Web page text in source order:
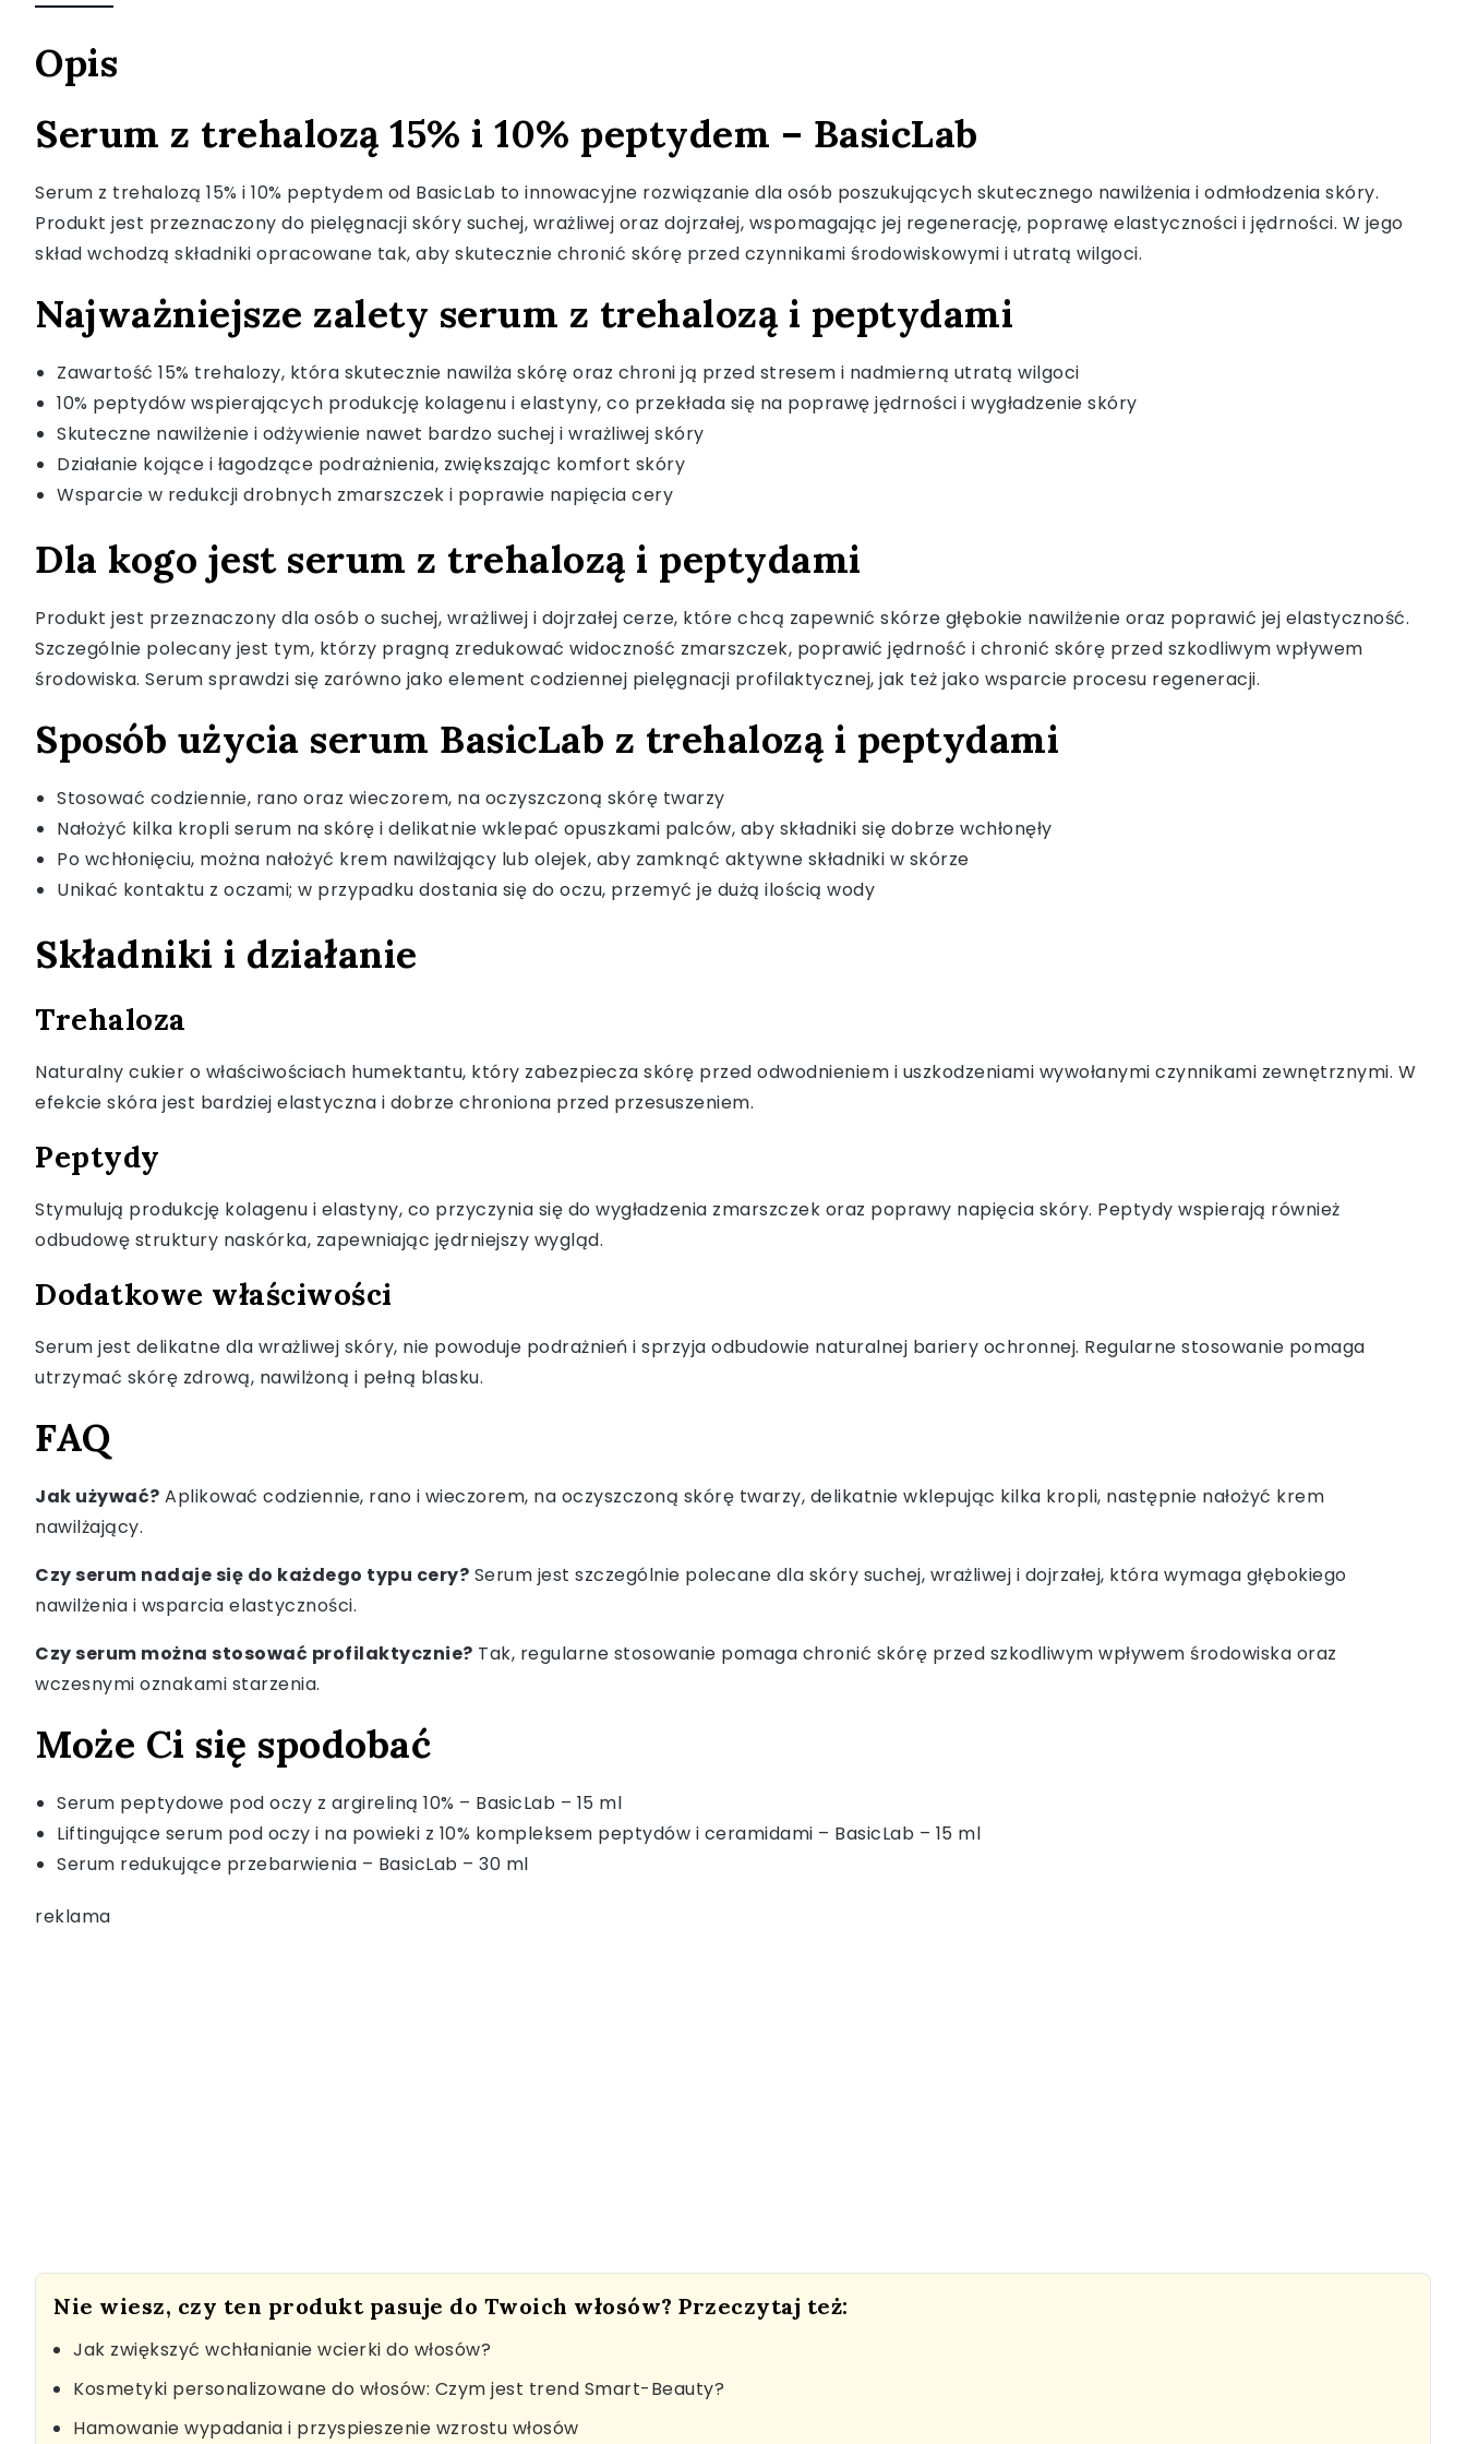
Opis
Serum z trehalozą 15% i 10% peptydem – BasicLab
Serum z trehalozą 15% i 10% peptydem od BasicLab to innowacyjne rozwiązanie dla osób poszukujących skutecznego nawilżenia i odmłodzenia skóry.
Produkt jest przeznaczony do pielęgnacji skóry suchej, wrażliwej oraz dojrzałej, wspomagając jej regenerację, poprawę elastyczności i jędrności. W jego
skład wchodzą składniki opracowane tak, aby skutecznie chronić skórę przed czynnikami środowiskowymi i utratą wilgoci.
Najważniejsze zalety serum z trehalozą i peptydami
Zawartość 15% trehalozy, która skutecznie nawilża skórę oraz chroni ją przed stresem i nadmierną utratą wilgoci
10% peptydów wspierających produkcję kolagenu i elastyny, co przekłada się na poprawę jędrności i wygładzenie skóry
Skuteczne nawilżenie i odżywienie nawet bardzo suchej i wrażliwej skóry
Działanie kojące i łagodzące podrażnienia, zwiększając komfort skóry
Wsparcie w redukcji drobnych zmarszczek i poprawie napięcia cery
Dla kogo jest serum z trehalozą i peptydami
Produkt jest przeznaczony dla osób o suchej, wrażliwej i dojrzałej cerze, które chcą zapewnić skórze głębokie nawilżenie oraz poprawić jej elastyczność.
Szczególnie polecany jest tym, którzy pragną zredukować widoczność zmarszczek, poprawić jędrność i chronić skórę przed szkodliwym wpływem
środowiska. Serum sprawdzi się zarówno jako element codziennej pielęgnacji profilaktycznej, jak też jako wsparcie procesu regeneracji.
Sposób użycia serum BasicLab z trehalozą i peptydami
Stosować codziennie, rano oraz wieczorem, na oczyszczoną skórę twarzy
Nałożyć kilka kropli serum na skórę i delikatnie wklepać opuszkami palców, aby składniki się dobrze wchłonęły
Po wchłonięciu, można nałożyć krem nawilżający lub olejek, aby zamknąć aktywne składniki w skórze
Unikać kontaktu z oczami; w przypadku dostania się do oczu, przemyć je dużą ilością wody
Składniki i działanie
Trehaloza
Naturalny cukier o właściwościach humektantu, który zabezpiecza skórę przed odwodnieniem i uszkodzeniami wywołanymi czynnikami zewnętrznymi. W
efekcie skóra jest bardziej elastyczna i dobrze chroniona przed przesuszeniem.
Peptydy
Stymulują produkcję kolagenu i elastyny, co przyczynia się do wygładzenia zmarszczek oraz poprawy napięcia skóry. Peptydy wspierają również
odbudowę struktury naskórka, zapewniając jędrniejszy wygląd.
Dodatkowe właściwości
Serum jest delikatne dla wrażliwej skóry, nie powoduje podrażnień i sprzyja odbudowie naturalnej bariery ochronnej. Regularne stosowanie pomaga
utrzymać skórę zdrową, nawilżoną i pełną blasku.
FAQ
Jak używać? Aplikować codziennie, rano i wieczorem, na oczyszczoną skórę twarzy, delikatnie wklepując kilka kropli, następnie nałożyć krem
nawilżający.
Czy serum nadaje się do każdego typu cery? Serum jest szczególnie polecane dla skóry suchej, wrażliwej i dojrzałej, która wymaga głębokiego
nawilżenia i wsparcia elastyczności.
Czy serum można stosować profilaktycznie? Tak, regularne stosowanie pomaga chronić skórę przed szkodliwym wpływem środowiska oraz
wczesnymi oznakami starzenia.
Może Ci się spodobać
Serum peptydowe pod oczy z argireliną 10% – BasicLab – 15 ml
Liftingujące serum pod oczy i na powieki z 10% kompleksem peptydów i ceramidami – BasicLab – 15 ml
Serum redukujące przebarwienia – BasicLab – 30 ml
reklama
Nie wiesz, czy ten produkt pasuje do Twoich włosów? Przeczytaj też:
Jak zwiększyć wchłanianie wcierki do włosów?
Kosmetyki personalizowane do włosów: Czym jest trend Smart-Beauty?
Hamowanie wypadania i przyspieszenie wzrostu włosów